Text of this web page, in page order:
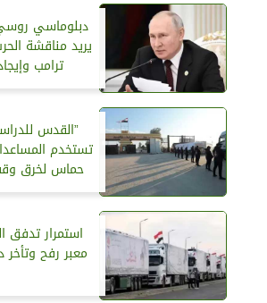
دبلوماسي
يريد مناقشة
ترامب
”القدس
تستخدم
حماس لخرق
استمرار تدفق
معبر رفح وتأخر